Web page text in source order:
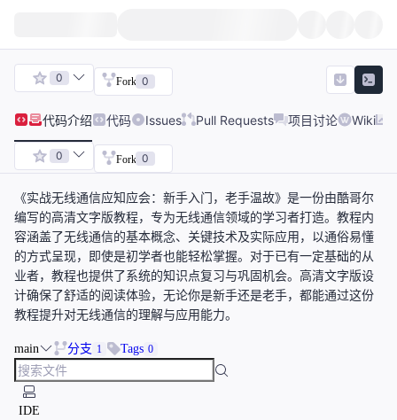
0 Fork 0
代码介绍 代码 Issues Pull Requests 项目讨论 Wiki
0 Fork 0
《实战无线通信应知应会：新手入门，老手温故》是一份由酷哥尔
编写的高清文字版教程，专为无线通信领域的学习者打造。教程内
容涵盖了无线通信的基本概念、关键技术及实际应用，以通俗易懂
的方式呈现，即使是初学者也能轻松掌握。对于已有一定基础的从
业者，教程也提供了系统的知识点复习与巩固机会。高清文字版设
计确保了舒适的阅读体验，无论你是新手还是老手，都能通过这份
教程提升对无线通信的理解与应用能力。
main 分支 1 Tags 0
IDE